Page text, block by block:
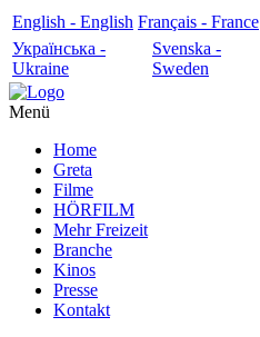
English - English Français - France
Українська -
Ukraine
Svenska -
Sweden
Menü
Home
Greta
Filme
HÖRFILM
Mehr Freizeit
Branche
Kinos
Presse
Kontakt